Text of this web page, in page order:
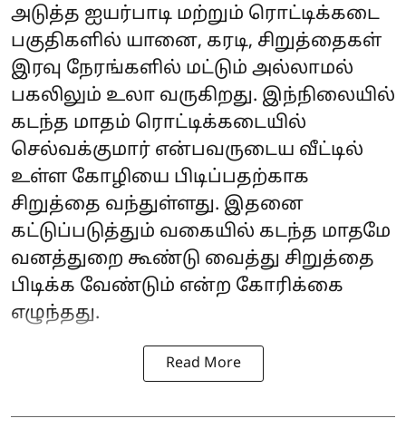
அடுத்த ஐயர்பாடி மற்றும் ரொட்டிக்கடை
பகுதிகளில் யானை, கரடி, சிறுத்தைகள்
இரவு நேரங்களில் மட்டும் அல்லாமல்
பகலிலும் உலா வருகிறது. இந்நிலையில்
கடந்த மாதம் ரொட்டிக்கடையில்
செல்வக்குமார் என்பவருடைய வீட்டில்
உள்ள கோழியை பிடிப்பதற்காக
சிறுத்தை வந்துள்ளது. இதனை
கட்டுப்படுத்தும் வகையில் கடந்த மாதமே
வனத்துறை கூண்டு வைத்து சிறுத்தை
பிடிக்க வேண்டும் என்ற கோரிக்கை
எழுந்தது.
Read More